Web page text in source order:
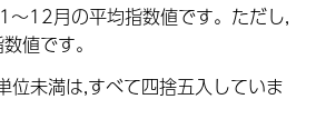
～12月の平均指数値です。ただし,
値です。
位未満は,すべて四捨五入していま